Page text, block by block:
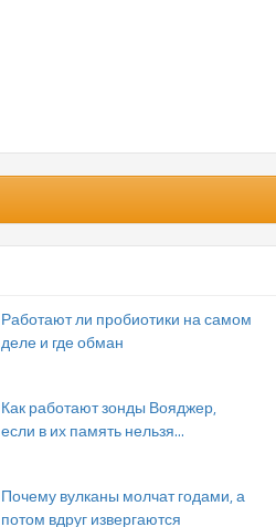
Работают ли пробиотики на самом
деле и где обман
Как работают зонды Вояджер,
если в их память нельзя...
Почему вулканы молчат годами, а
потом вдруг извергаются